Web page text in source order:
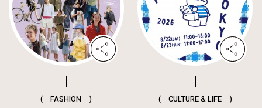
( FASHION ) ( CULTURE & LIFE )